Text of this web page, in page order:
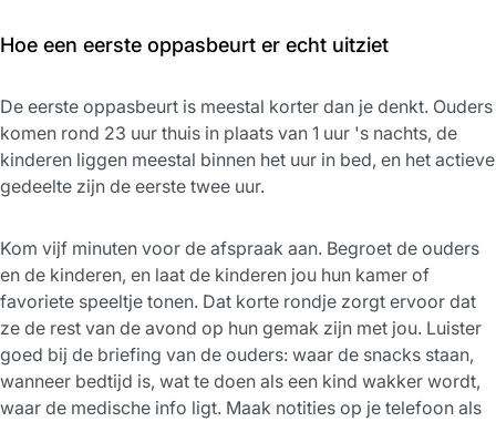
Hoe een eerste oppasbeurt er echt uitziet
De eerste oppasbeurt is meestal korter dan je denkt. Ouders
komen rond 23 uur thuis in plaats van 1 uur 's nachts, de
kinderen liggen meestal binnen het uur in bed, en het actieve
gedeelte zijn de eerste twee uur.
Kom vijf minuten voor de afspraak aan. Begroet de ouders
en de kinderen, en laat de kinderen jou hun kamer of
favoriete speeltje tonen. Dat korte rondje zorgt ervoor dat
ze de rest van de avond op hun gemak zijn met jou. Luister
goed bij de briefing van de ouders: waar de snacks staan,
wanneer bedtijd is, wat te doen als een kind wakker wordt,
waar de medische info ligt. Maak notities op je telefoon als